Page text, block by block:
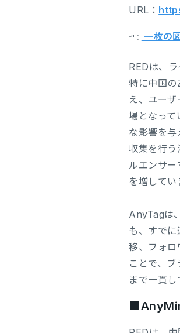
URL：
*¹： 一枚の
REDは、
特に中国の
え、ユー
場となって
な影響を与
収集を行う
ルエンサ
を増してい
AnyTagは
も、すで
移、フォロ
ことで、
まで一貫